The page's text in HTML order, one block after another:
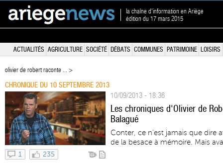
la chaîne d'information en Ariège
édition du 17 mars 2015
ACTUALITÉS AGRICULTURE SOCIÉTÉ DÉBATS COMMUNES PATRIMOINE LOISIRS
olivier de robert raconte ... >
CHRONIQUE DU 10 SEPTEMBRE 2013
1 235
10/09/2013 - 18:36
Les chroniques d'Olivier de
Balagué
Conter, ce n'est jamais que dire
de la besace à mémoire. Mais